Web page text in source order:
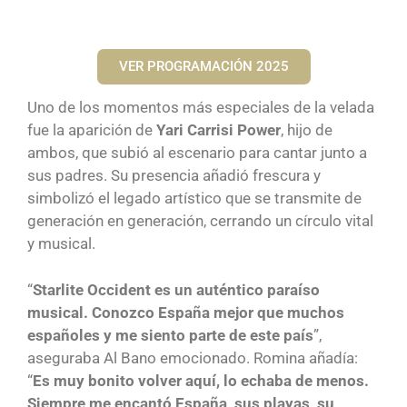
VER PROGRAMACIÓN 2025
Uno de los momentos más especiales de la velada
fue la aparición de Yari Carrisi Power, hijo de
ambos, que subió al escenario para cantar junto a
sus padres. Su presencia añadió frescura y
simbolizó el legado artístico que se transmite de
generación en generación, cerrando un círculo vital
y musical.
“Starlite Occident es un auténtico paraíso
musical. Conozco España mejor que muchos
españoles y me siento parte de este país”,
aseguraba Al Bano emocionado. Romina añadía:
“Es muy bonito volver aquí, lo echaba de menos.
Siempre me encantó España, sus playas, su